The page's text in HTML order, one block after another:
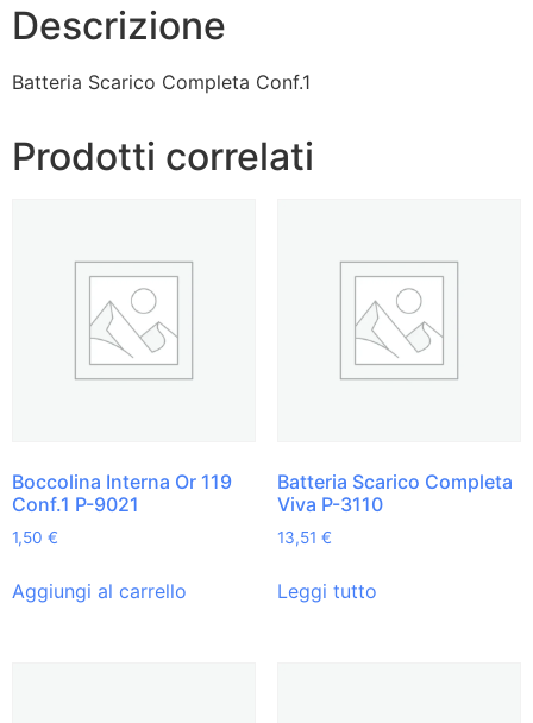
Descrizione
Batteria Scarico Completa Conf.1
Prodotti correlati
Boccolina Interna Or 119
Conf.1 P-9021
1,50 €
Aggiungi al carrello
Batteria Scarico Completa
Viva P-3110
13,51 €
Leggi tutto